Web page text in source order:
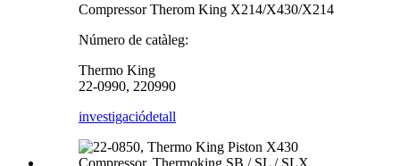
Compressor Therom King X214/X430/X214
Número de catàleg:
Thermo King
22-0990, 220990
investigaciódetall